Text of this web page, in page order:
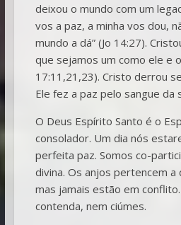
deixou o mundo com um
vos a paz, a minha vos dou,
mundo a dá” (Jo 14:27).
que sejamos um como ele e
17:11,21,23). Cristo derrou
Ele fez a paz pelo sangue da
O Deus Espírito Santo é o
consolador. Um dia nós
perfeita paz. Somos co-
divina. Os anjos pertencem
mas jamais estão em
contenda, nem ciúmes.